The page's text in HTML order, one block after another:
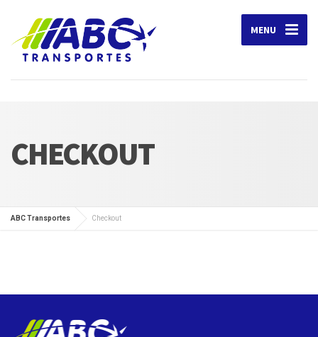
MENU
CHECKOUT
ABC Transportes Checkout